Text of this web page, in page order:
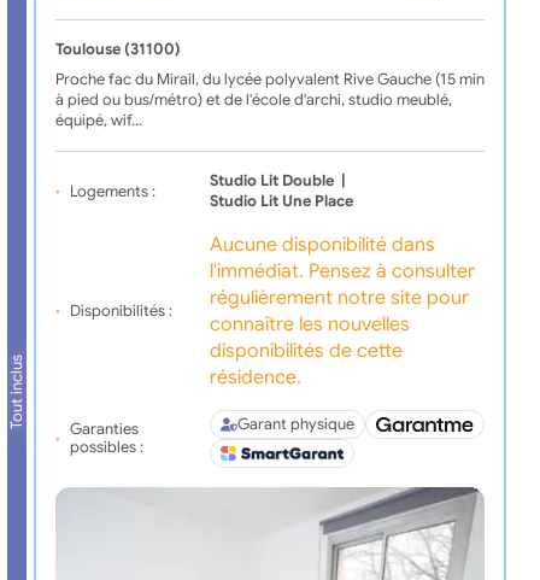
Tout inclus
Toulouse (31100)
Proche fac du Mirail, du lycée polyvalent Rive Gauche (15 min
à pied ou bus/métro) et de l'école d'archi, studio meublé,
équipé, wif…
Logements :
Studio Lit Double
Studio Lit Une Place
Disponibilités :
Aucune disponibilité dans
l'immédiat. Pensez à consulter
régulièrement notre site pour
connaître les nouvelles
disponibilités de cette
résidence.
Garanties
possibles :
Garant physique